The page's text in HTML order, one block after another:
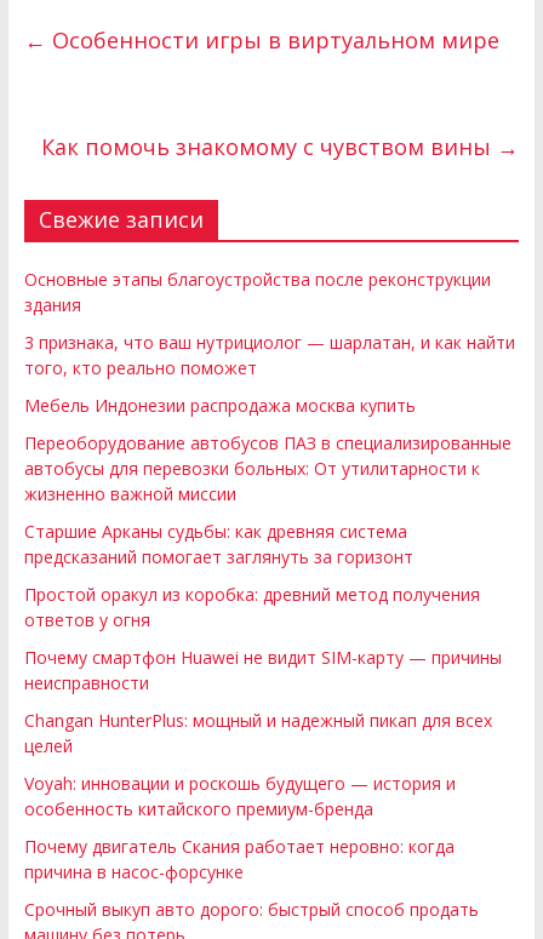
← Особенности игры в виртуальном мире
Как помочь знакомому с чувством вины →
Свежие записи
Основные этапы благоустройства после реконструкции
здания
3 признака, что ваш нутрициолог — шарлатан, и как найти
того, кто реально поможет
Мебель Индонезии распродажа москва купить
Переоборудование автобусов ПАЗ в специализированные
автобусы для перевозки больных: От утилитарности к
жизненно важной миссии
Старшие Арканы судьбы: как древняя система
предсказаний помогает заглянуть за горизонт
Простой оракул из коробка: древний метод получения
ответов у огня
Почему смартфон Huawei не видит SIM-карту — причины
неисправности
Changan HunterPlus: мощный и надежный пикап для всех
целей
Voyah: инновации и роскошь будущего — история и
особенность китайского премиум-бренда
Почему двигатель Скания работает неровно: когда
причина в насос-форсунке
Срочный выкуп авто дорого: быстрый способ продать